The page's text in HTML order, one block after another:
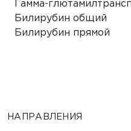
Гамма-
Билирубин общий
Билирубин прямой
НАПРАВЛЕНИЯ